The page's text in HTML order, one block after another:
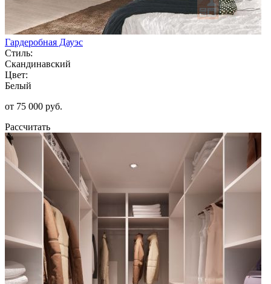
Гардеробная Дауэс
Стиль:
Скандинавский
Цвет:
Белый
от 75 000 руб.
Рассчитать